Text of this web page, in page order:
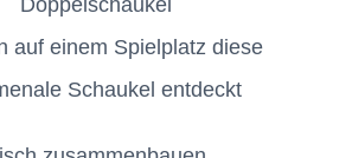
auf einem Spielplatz diese
Schaukel entdeckt